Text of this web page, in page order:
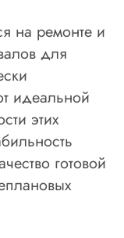
на ремонте и
для
идеальной
этих
готовой